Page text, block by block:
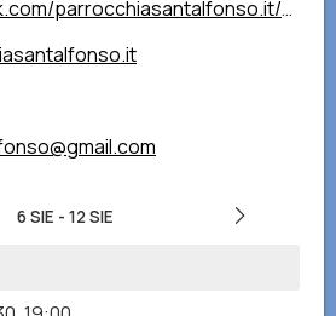
parrocchiasantalfonso.it/?locale=it_IT
6 SIE - 12 SIE